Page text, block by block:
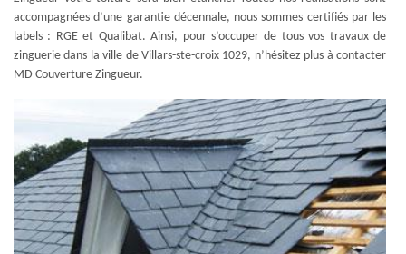
accompagnées d’une garantie décennale, nous sommes certifiés par les
labels : RGE et Qualibat. Ainsi, pour s’occuper de tous vos travaux de
zinguerie dans la ville de Villars-ste-croix 1029, n’hésitez plus à contacter
MD Couverture Zingueur.